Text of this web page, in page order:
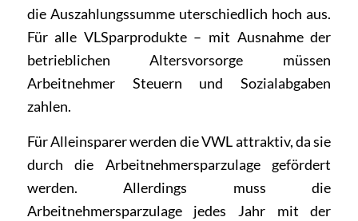
die Auszahlungssumme uterschiedlich hoch aus.
Für alle VLSparprodukte – mit Ausnahme der
betrieblichen Altersvorsorge müssen
Arbeitnehmer Steuern und Sozialabgaben
zahlen.
Für Alleinsparer werden die VWL attraktiv, da sie
durch die Arbeitnehmersparzulage gefördert
werden. Allerdings muss die
Arbeitnehmersparzulage jedes Jahr mit der